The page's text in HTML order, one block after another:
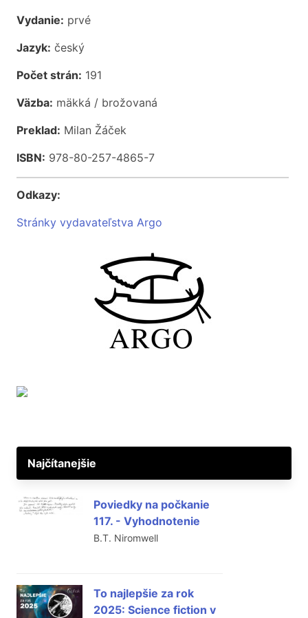
Vydanie: prvé
Jazyk: český
Počet strán: 191
Väzba: mäkká / brožovaná
Preklad: Milan Žáček
ISBN: 978-80-257-4865-7
Odkazy:
Stránky vydavateľstva Argo
Najčítanejšie
Poviedky na počkanie
117. - Vyhodnotenie
B.T. Niromwell
To najlepšie za rok
2025: Science fiction v